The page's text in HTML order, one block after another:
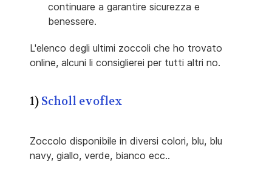
continuare a garantire sicurezza e
benessere.
L'elenco degli ultimi zoccoli che ho trovato
online, alcuni li consiglierei per tutti altri no.
1) Scholl evoflex
Zoccolo disponibile in diversi colori, blu, blu
navy, giallo, verde, bianco ecc..